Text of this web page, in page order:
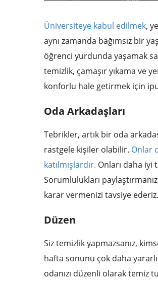
Üniversiteye kabul edilmek,
aynı zamanda bağımsız bir
öğrenci yurdunda yaşamak
temizlik, çamaşır yıkama ve
konforlu hale getirmek için
Oda Arkadaşları
Tebrikler, artık bir oda
rastgele kişiler olabilir. Onlar
katılmışlardır. Onları daha iyi
Sorumlulukları
karar vermenizi tavsiye ederiz.
Düzen
Siz temizlik yapmazsanız,
hafta sonunu çok daha
odanızı düzenli olarak temiz